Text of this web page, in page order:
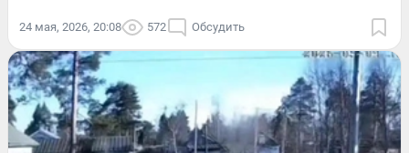
24 мая, 2026, 20:08 572 Обсудить